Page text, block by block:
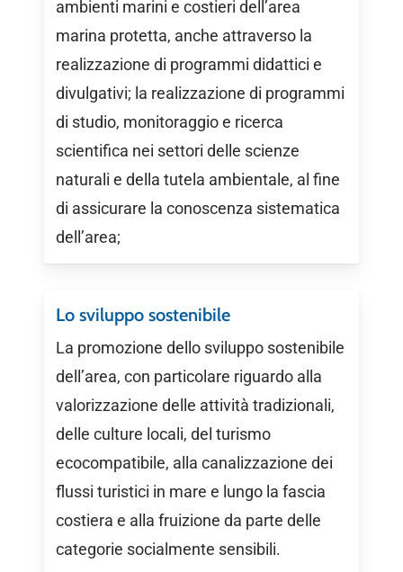
ambienti marini e costieri dell’area
marina protetta, anche attraverso la
realizzazione di programmi didattici e
divulgativi; la realizzazione di programmi
di studio, monitoraggio e ricerca
scientifica nei settori delle scienze
naturali e della tutela ambientale, al fine
di assicurare la conoscenza sistematica
dell’area;
Lo sviluppo sostenibile
La promozione dello sviluppo sostenibile
dell’area, con particolare riguardo alla
valorizzazione delle attività tradizionali,
delle culture locali, del turismo
ecocompatibile, alla canalizzazione dei
flussi turistici in mare e lungo la fascia
costiera e alla fruizione da parte delle
categorie socialmente sensibili.